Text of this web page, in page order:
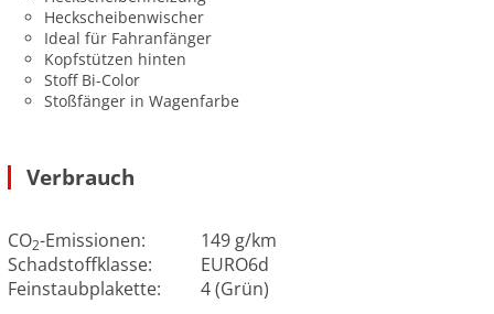
Heckscheibenwischer
Ideal für Fahranfänger
Kopfstützen hinten
Stoff Bi-Color
Stoßfänger in Wagenfarbe
Verbrauch
CO2-Emissionen:
149 g/km
Schadstoffklasse:
EURO6d
Feinstaubplakette:
4 (Grün)